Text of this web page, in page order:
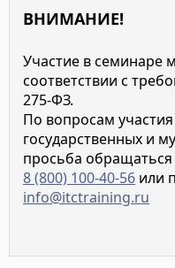
ВНИМАНИЕ!
Участие в семинаре
соответствии с
275-ФЗ.
По вопросам
государственных и
просьба
8 (800) 100-40-56 или
info@itctraining.ru